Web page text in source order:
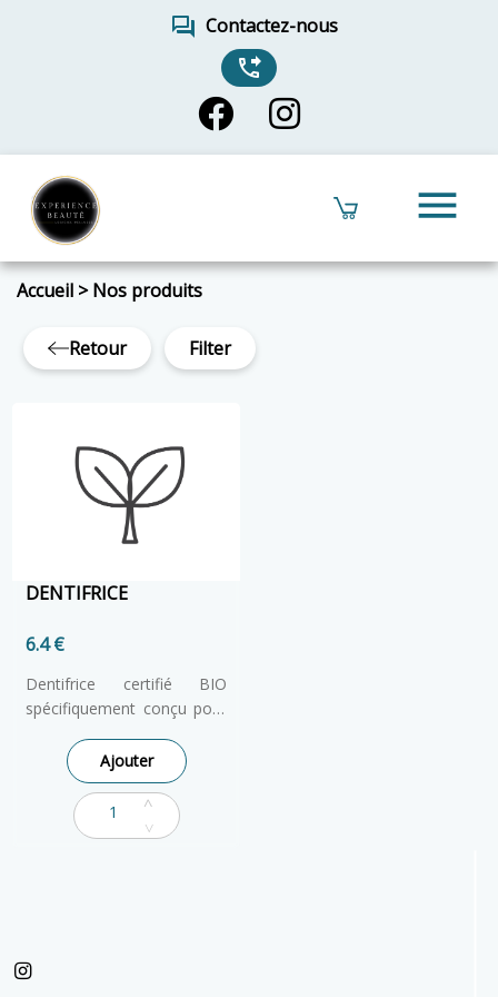
forum Contactez-nous
phone_forwarded
menu
Accueil >Nos produits
Retour Filter
DENTIFRICE
6.4 €
Dentifrice certifié BIO
spécifiquement conçu pour
Ajouter